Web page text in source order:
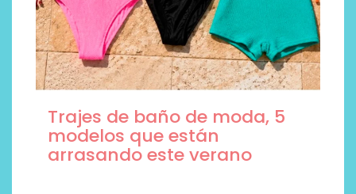
Trajes de baño de moda, 5
modelos que están
arrasando este verano